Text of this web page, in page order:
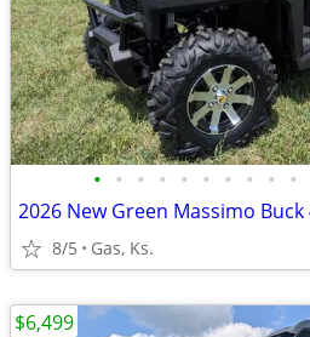
• • • • • • • • • •
2026 New Green Massimo Buck
8/5 Gas, Ks.
$6,499